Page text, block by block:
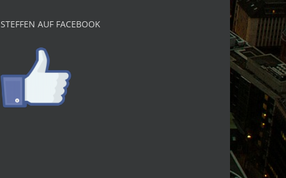
STEFFEN AUF FACEBOOK